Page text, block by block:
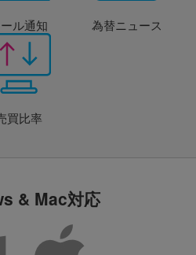
ル通知 為替ニュース
買比率
& Mac対応